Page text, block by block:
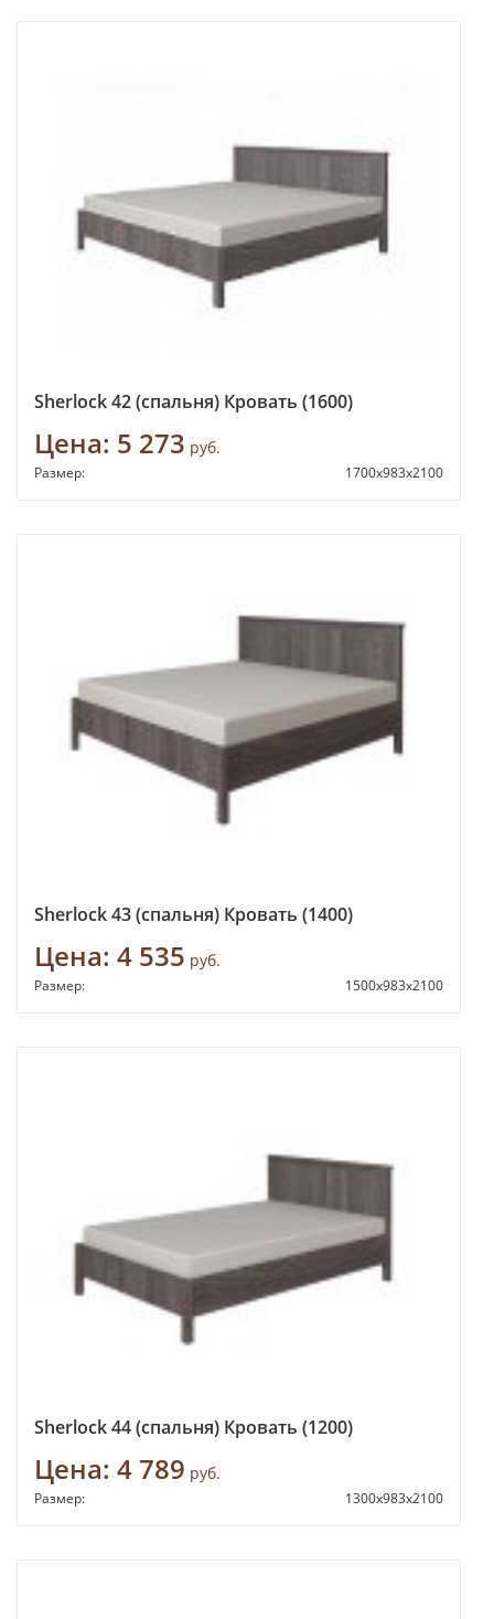
Sherlock 42 (спальня) Кровать (1600)
Цена: 5 273 руб.
Размер: 1700х983х2100
Sherlock 43 (спальня) Кровать (1400)
Цена: 4 535 руб.
Размер: 1500х983х2100
Sherlock 44 (спальня) Кровать (1200)
Цена: 4 789 руб.
Размер: 1300х983х2100